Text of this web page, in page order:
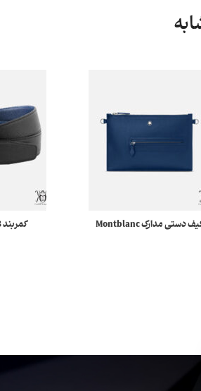
کیف دستی مدارک Montblanc
کمربند 118438 مونبلان